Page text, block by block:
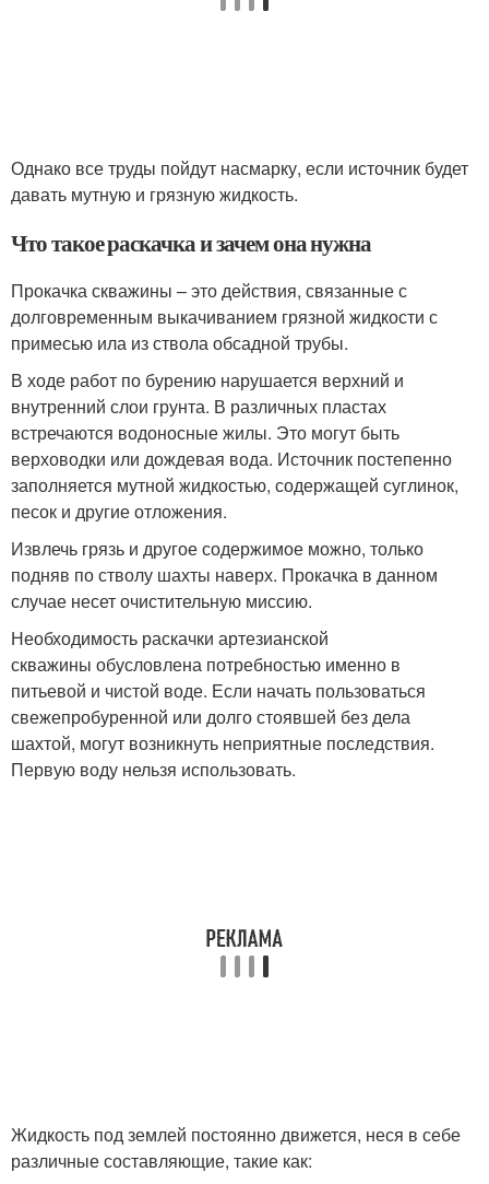
Однако все труды пойдут насмарку, если источник будет
давать мутную и грязную жидкость.
Что такое раскачка и зачем она нужна
Прокачка скважины – это действия, связанные с
долговременным выкачиванием грязной жидкости с
примесью ила из ствола обсадной трубы.
В ходе работ по бурению нарушается верхний и
внутренний слои грунта. В различных пластах
встречаются водоносные жилы. Это могут быть
верховодки или дождевая вода. Источник постепенно
заполняется мутной жидкостью, содержащей суглинок,
песок и другие отложения.
Извлечь грязь и другое содержимое можно, только
подняв по стволу шахты наверх. Прокачка в данном
случае несет очистительную миссию.
Необходимость раскачки артезианской
скважины обусловлена потребностью именно в
питьевой и чистой воде. Если начать пользоваться
свежепробуренной или долго стоявшей без дела
шахтой, могут возникнуть неприятные последствия.
Первую воду нельзя использовать.
Жидкость под землей постоянно движется, неся в себе
различные составляющие, такие как: